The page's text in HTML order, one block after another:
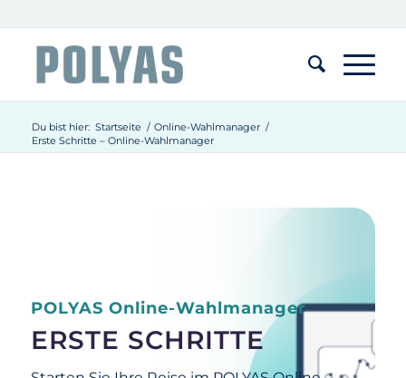
Du bist hier: Startseite / Online-Wahlmanager /
Erste Schritte – Online-Wahlmanager
POLYAS Online-Wahlmanager
ERSTE SCHRITTE